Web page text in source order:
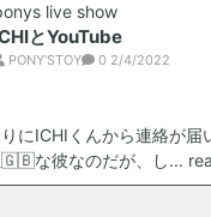
live show
とYouTube
PONY'STOY 0 2/4/2022
にICHIくんから連絡が届
🇬🇧な彼なのだが、し...